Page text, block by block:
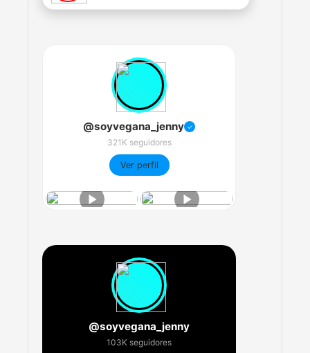
@soyvegana_jenny ✓
321K seguidores
Ver perfil
@soyvegana_jenny
103K seguidores